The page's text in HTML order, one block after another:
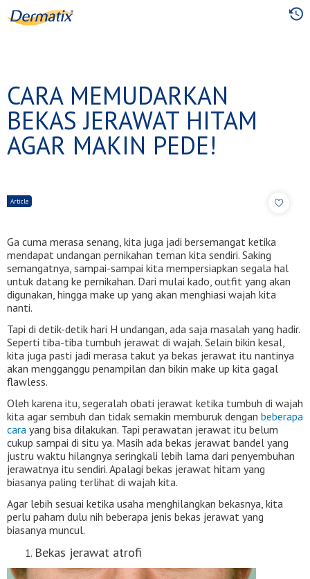
CARA MEMUDARKAN
BEKAS JERAWAT HITAM
AGAR MAKIN PEDE!
Article
Ga cuma merasa senang, kita juga jadi bersemangat ketika
mendapat undangan pernikahan teman kita sendiri. Saking
semangatnya, sampai-sampai kita mempersiapkan segala hal
untuk datang ke pernikahan. Dari mulai kado, outfit yang akan
digunakan, hingga make up yang akan menghiasi wajah kita
nanti.
Tapi di detik-detik hari H undangan, ada saja masalah yang hadir.
Seperti tiba-tiba tumbuh jerawat di wajah. Selain bikin kesal,
kita juga pasti jadi merasa takut ya bekas jerawat itu nantinya
akan mengganggu penampilan dan bikin make up kita gagal
flawless.
Oleh karena itu, segeralah obati jerawat ketika tumbuh di wajah
kita agar sembuh dan tidak semakin memburuk dengan beberapa
cara yang bisa dilakukan. Tapi perawatan jerawat itu belum
cukup sampai di situ ya. Masih ada bekas jerawat bandel yang
justru waktu hilangnya seringkali lebih lama dari penyembuhan
jerawatnya itu sendiri. Apalagi bekas jerawat hitam yang
biasanya paling terlihat di wajah kita.
Agar lebih sesuai ketika usaha menghilangkan bekasnya, kita
perlu paham dulu nih beberapa jenis bekas jerawat yang
biasanya muncul.
Bekas jerawat atrofi